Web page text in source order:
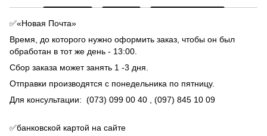
✅«Новая Почта»
Время, до которого нужно оформить заказ, чтобы он был
обработан в тот же день - 13:00.
Сбор заказа может занять 1 -3 дня.
Отправки производятся с понедельника по пятницу.
Для консультации: (073) 099 00 40 , (097) 845 10 09
✅банковской картой на сайте